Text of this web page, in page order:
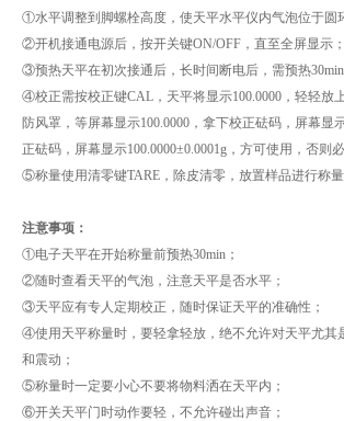
①水平调整到脚螺栓高度，使天平水平仪内气泡位于圆
②开机接通电源后，按开关键ON/OFF，直至全屏显示；
③预热天平在初次接通后，长时间断电后，需预热30min
④校正需按校正键CAL，天平将显示100.0000，轻轻放
防风罩，等屏幕显示100.0000，拿下校正砝码，屏幕显
正砝码，屏幕显示100.0000±0.0001g，方可使用，否则
⑤称量使用清零键TARE，除皮清零，放置样品进行称量
注意事项：
①电子天平在开始称量前预热30min；
②随时查看天平的气泡，注意天平是否水平；
③天平应有专人定期校正，随时保证天平的准确性；
④使用天平称量时，要轻拿轻放，绝不允许对天平尤其
和震动；
⑤称量时一定要小心不要将物料洒在天平内；
⑥开关天平门时动作要轻，不允许碰出声音；